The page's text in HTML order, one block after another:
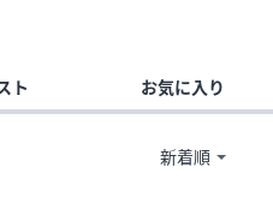
ト お気に入り